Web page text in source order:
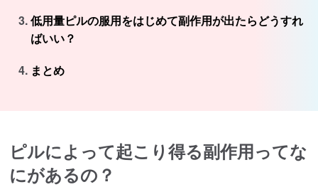
低用量ピルの服用をはじめて副作用が出たらどうすれ
ばいい？
まとめ
ピルによって起こり得る副作用ってな
にがあるの？